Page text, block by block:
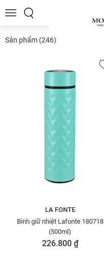
Toggle
Sản phẩm (246)
LA FONTE
Bình giữ nhiệt Lafonte 180718
(500ml)
226.800 ₫